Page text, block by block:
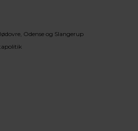
Odense og Slangerup